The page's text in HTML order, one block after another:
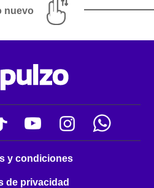
nuevo
y condiciones
de privacidad